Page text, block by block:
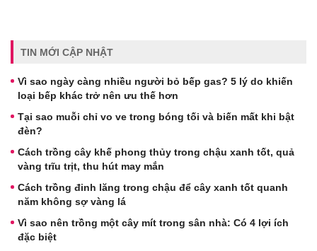
TIN MỚI CẬP NHẬT
Vì sao ngày càng nhiều người bỏ bếp gas? 5 lý do khiến
loại bếp khác trở nên ưu thế hơn
Tại sao muỗi chỉ vo ve trong bóng tối và biến mất khi bật
đèn?
Cách trồng cây khế phong thủy trong chậu xanh tốt, quả
vàng trĩu trịt, thu hút may mắn
Cách trồng đinh lăng trong chậu để cây xanh tốt quanh
năm không sợ vàng lá
Vì sao nên trồng một cây mít trong sân nhà: Có 4 lợi ích
đặc biệt